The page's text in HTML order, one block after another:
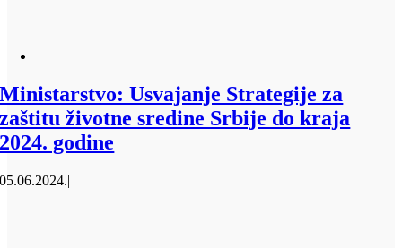
Ministarstvo: Usvajanje Strategije za
zaštitu životne sredine Srbije do kraja
2024. godine
05.06.2024.|